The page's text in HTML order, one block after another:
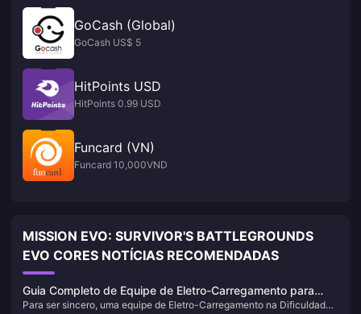
GoCash (Global)
GoCash US$ 5
HitPoints USD
HitPoints 0.99 USD
Funcard (VN)
Funcard 10,000VND
MISSION EVO: SURVIVOR'S BATTLEGROUNDS
EVO CORES NOTÍCIAS RECOMENDADAS
Guia Completo de Equipe de Eletro-Carregamento para
Genshin Impact Dificuldade 6 (F2P): Composições de
Para ser sincero, uma equipe de Eletro-Carregamento na Dificuldade